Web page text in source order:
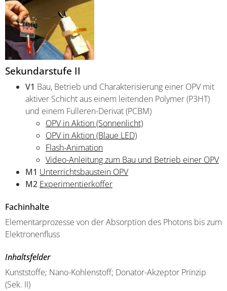
Sekundarstufe II
V1 Bau, Betrieb und Charakterisierung einer OPV mit
aktiver Schicht aus einem leitenden Polymer (P3HT)
und einem Fulleren-Derivat (PCBM)
OPV in Aktion (Sonnenlicht)
OPV in Aktion (Blaue LED)
Flash-Animation
Video-Anleitung zum Bau und Betrieb einer OPV
M1 Unterrichtsbaustein OPV
M2 Experimentierkoffer
Fachinhalte
Elementarprozesse von der Absorption des Photons bis zum
Elektronenfluss
Inhaltsfelder
Kunststoffe; Nano-Kohlenstoff; Donator-Akzeptor Prinzip
(Sek. II)